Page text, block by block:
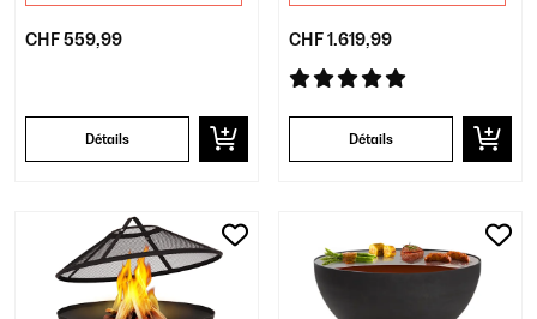
CHF 559,99
Détails
CHF 1.619,99
Détails